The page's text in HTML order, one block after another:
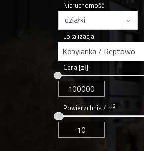
Nieruchomość
Lokalizacja
Kobylanka / Reptowo
Cena [zł]
Powierzchnia / m2